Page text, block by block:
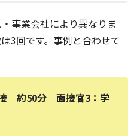
事業会社により異なりま
3回です。事例と合わせて
接 約50分 面接官3：学